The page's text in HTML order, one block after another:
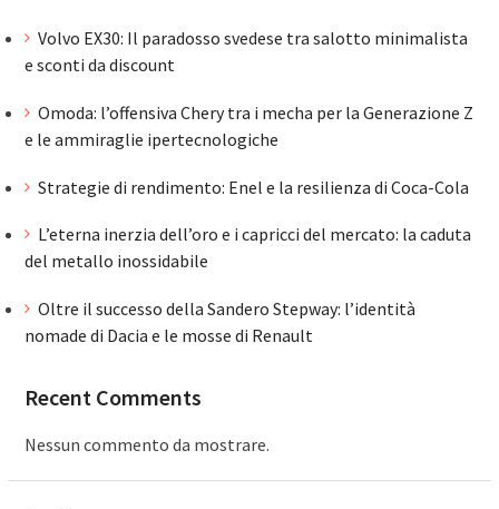
Volvo EX30: Il paradosso svedese tra salotto minimalista
e sconti da discount
Omoda: l’offensiva Chery tra i mecha per la Generazione Z
e le ammiraglie ipertecnologiche
Strategie di rendimento: Enel e la resilienza di Coca-Cola
L’eterna inerzia dell’oro e i capricci del mercato: la caduta
del metallo inossidabile
Oltre il successo della Sandero Stepway: l’identità
nomade di Dacia e le mosse di Renault
Recent Comments
Nessun commento da mostrare.